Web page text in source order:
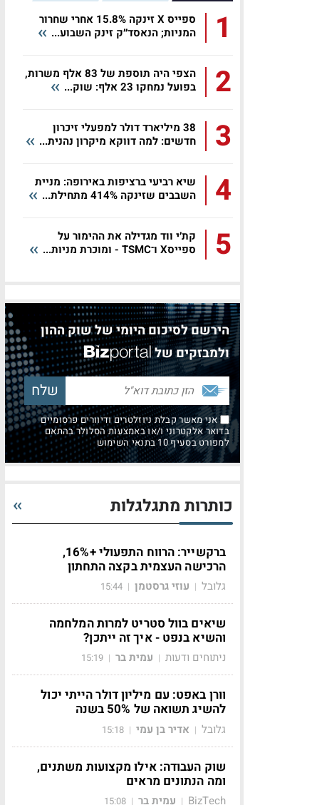
1
ספייס X זינקה 15.8% אחרי שחרור
המניות; הנאסד״ק זינק השבוע...
2
הצפי היה תוספת של 83 אלף משרות,
בפועל נמחקו 23 אלף: שוק...
3
38 מיליארד דולר למפעלי זיכרון
חדשים: למה דווקא מיקרון נהנית...
4
שיא רביעי ברציפות באירופה: מניית
השבבים שזינקה 414% מתחילת...
5
קת׳י ווד מגדילה את ההימור על
ספייסX ו־TSMC - ומוכרת מניות...
הירשם לסיכום היומי של שוק ההון
ולמבזקים של
אני מאשר קבלת ניוזלטרים ודיוורים פרסומיים
בדואר אלקטרוני ו/או באמצעות הסלולר בהתאם
למפורט בסעיף 10 בתנאי השימוש
כותרות מתגלגלות
ברקשייר: הרווח התפעולי +16%,
הרכישה העצמית בקצה התחתון
גלובל | עוזי גרסטמן |
15:44
שיאים בוול סטריט למרות המלחמה
והשיא בנפט - איך זה ייתכן?
ניתוחים ודעות | עמית בר |
15:19
וורן באפט: עם מיליון דולר הייתי יכול
להשיג תשואה של 50% בשנה
גלובל | אדיר בן עמי |
15:18
שוק העבודה: אילו מקצועות משתנים,
ומה הנתונים מראים
BizTech
| עמית בר |
15:08